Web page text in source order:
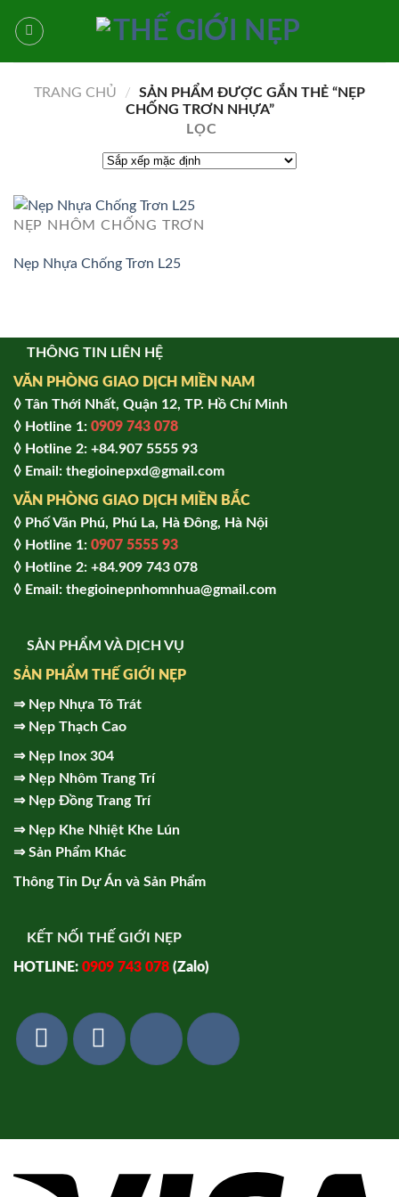
qua
TRANG CHỦ
/
SẢN PHẨM ĐƯỢC GẮN THẺ “NẸP
CHỐNG TRƠN NHỰA”
LỌC
NẸP NHÔM CHỐNG TRƠN
Nẹp Nhựa Chống Trơn L25
THÔNG TIN LIÊN HỆ
VĂN PHÒNG GIAO DỊCH MIỀN NAM
◊ Tân Thới Nhất, Quận 12, TP. Hồ Chí Minh
◊ Hotline 1: 0909 743 078
◊ Hotline 2: +84.907 5555 93
◊ Email: thegioinepxd@gmail.com
VĂN PHÒNG GIAO DỊCH MIỀN BẮC
◊ Phố Văn Phú, Phú La, Hà Đông, Hà Nội
◊ Hotline 1: 0907 5555 93
◊ Hot line 2: +84.909 743 078
◊ Email: thegioinepnhomnhua@gmail.com
SẢN PHẨM VÀ DỊCH VỤ
SẢN PHẨM THẾ GIỚI NẸP
⇒ Nẹp Nhựa Tô Trát
⇒ Nẹp Thạch Cao
⇒ Nẹp Inox 304
⇒ Nẹp Nhôm Trang Trí
⇒ Nẹp Đồng Trang Trí
⇒ Nẹp Khe Nhiệt Khe Lún
⇒Sản Phẩm Khác
Thông Tin Dự Án và Sản Phẩm
KẾT NỐI THẾ GIỚI NẸP
HOTLINE: 0909 743 078 (Zalo)